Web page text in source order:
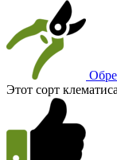
Этот сорт